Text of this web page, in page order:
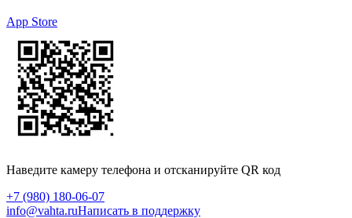
App Store
Наведите камеру телефона и отсканируйте QR код
+7 (980) 180-06-07
info@vahta.ruНаписать в поддержку